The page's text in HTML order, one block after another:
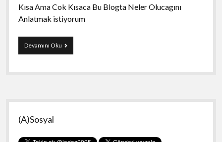
Kısa Ama Cok Kısaca Bu Blogta Neler Olucagını
Anlatmak istiyorum
Devamını OkuMerhaba
Blog
2010!
Yan
Menü
(A)Sosyal